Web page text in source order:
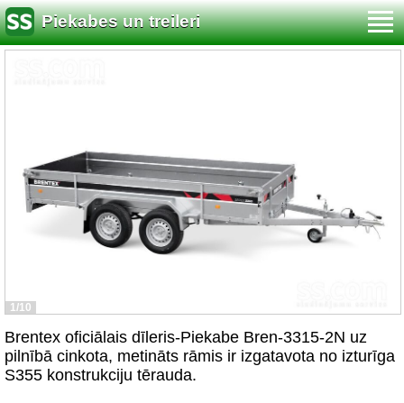
Piekabes un treileri
1/10
Brentex oficiālais dīleris-Piekabe Bren-3315-2N uz
pilnībā cinkota, metināts rāmis ir izgatavota no izturīga
S355 konstrukciju tērauda.